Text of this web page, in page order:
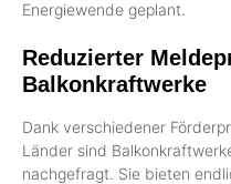
Energiewende geplant.
Reduzierter
Balkonkraftwerke
Dank verschiedener
Länder sind
nachgefragt. Sie bieten